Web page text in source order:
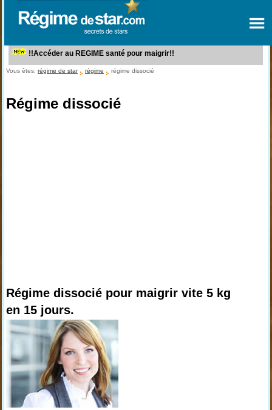
!!Accéder au REGIME santé pour maigrir!!
Vous êtes: régime de star régime régime dissocié
Régime dissocié
Régime dissocié pour maigrir vite 5 kg
en 15 jours.